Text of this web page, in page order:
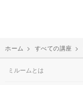
ホーム > すべての講座 >
ミルームとは